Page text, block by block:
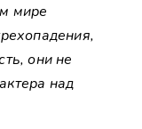
мире
они не
над